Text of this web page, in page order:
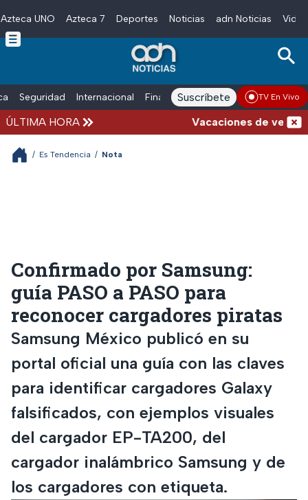
Skip to main content
Azteca UNO Azteca 7 Deportes Noticias adn Noticias
Seguridad Internacional Finanzas adn Noticias Radio
Suscríbete TV En Vivo
ÚLTIMA HORA Vacaciones de verano
/ Es Tendencia / Nota
Confirmado por Samsung:
guía PASO a PASO para
reconocer cargadores piratas
Samsung México publicó en su
portal oficial una guía con las claves
para identificar cargadores Galaxy
falsificados, con ejemplos visuales
del cargador EP-TA200, del
cargador inalámbrico Samsung y de
los cargadores con etiqueta.